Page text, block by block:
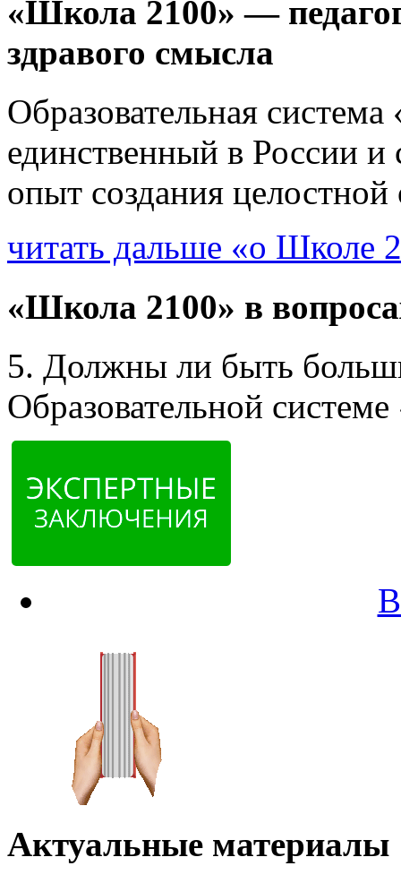
«Школа 2100» —
здравого смысла
Образовательная
единственный в России
опыт создания
читать дальше «о Школе
«Школа 2100» в
5. Должны ли быть
Образовательной
Актуальные материалы